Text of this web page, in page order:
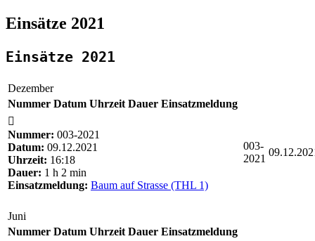
Einsätze 2021
Einsätze 2021
Dezember
Nummer Datum Uhrzeit Dauer Einsatzmeldung
Nummer: 003-2021
Datum: 09.12.2021
Uhrzeit: 16:18
Dauer: 1 h 2 min
Einsatzmeldung: Baum auf Strasse (THL 1)
003-
2021
Juni
Nummer Datum Uhrzeit Dauer Einsatzmeldung